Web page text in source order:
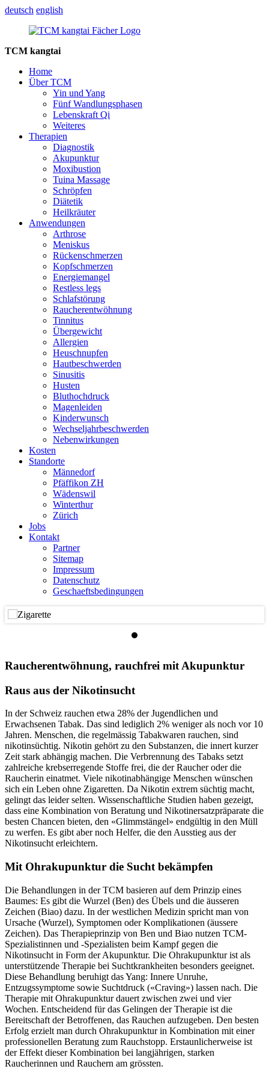
deutsch english
TCM kangtai
Home
Über TCM
Yin und Yang
Fünf Wandlungsphasen
Lebenskraft Qi
Weiteres
Therapien
Diagnostik
Akupunktur
Moxibustion
Tuina Massage
Schröpfen
Diätetik
Heilkräuter
Anwendungen
Arthrose
Meniskus
Rückenschmerzen
Kopfschmerzen
Energiemangel
Restless legs
Schlafstörung
Raucherentwöhnung
Tinnitus
Übergewicht
Allergien
Heuschnupfen
Hautbeschwerden
Sinusitis
Husten
Bluthochdruck
Magenleiden
Kinderwunsch
Wechseljahrbeschwerden
Nebenwirkungen
Kosten
Standorte
Männedorf
Pfäffikon ZH
Wädenswil
Winterthur
Zürich
Jobs
Kontakt
Partner
Sitemap
Impressum
Datenschutz
Geschaeftsbedingungen
Raucherentwöhnung, rauchfrei mit Akupunktur
Raus aus der Nikotinsucht
In der Schweiz rauchen etwa 28% der Jugendlichen und
Erwachsenen Tabak. Das sind lediglich 2% weniger als noch vor 10
Jahren. Menschen, die regelmässig Tabakwaren rauchen, sind
nikotinsüchtig. Nikotin gehört zu den Substanzen, die innert kurzer
Zeit stark abhängig machen. Die Verbrennung des Tabaks setzt
zahlreiche krebserregende Stoffe frei, die der Raucher oder die
Raucherin einatmet. Viele nikotinabhängige Menschen wünschen
sich ein Leben ohne Zigaretten. Da Nikotin extrem süchtig macht,
gelingt das leider selten. Wissenschaftliche Studien haben gezeigt,
dass eine Kombination von Beratung und Nikotinersatzpräparate die
besten Chancen bieten, den «Glimmstängel» endgültig in den Müll
zu werfen. Es gibt aber noch Helfer, die den Ausstieg aus der
Nikotinsucht erleichtern.
Mit Ohrakupunktur die Sucht bekämpfen
Die Behandlungen in der TCM basieren auf dem Prinzip eines
Baumes: Es gibt die Wurzel (Ben) des Übels und die äusseren
Zeichen (Biao) dazu. In der westlichen Medizin spricht man von
Ursache (Wurzel), Symptomen oder Komplikationen (äussere
Zeichen). Das Therapieprinzip von Ben und Biao nutzen TCM-
Spezialistinnen und -Spezialisten beim Kampf gegen die
Nikotinsucht in Form der Akupunktur. Die Ohrakupunktur ist als
unterstützende Therapie bei Suchtkrankheiten besonders geeignet.
Diese Behandlung beruhigt das Yang: Innere Unruhe,
Entzugssymptome sowie Suchtdruck («Craving») lassen nach. Die
Therapie mit Ohrakupunktur dauert zwischen zwei und vier
Wochen. Entscheidend für das Gelingen der Therapie ist die
Bereitschaft der Betroffenen, das Rauchen aufzugeben. Den besten
Erfolg erzielt man durch Ohrakupunktur in Kombination mit einer
professionellen Beratung zum Rauchstopp. Erstaunlicherweise ist
der Effekt dieser Kombination bei langjährigen, starken
Raucherinnen und Rauchern am grössten.